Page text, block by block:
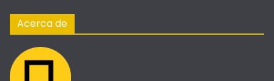
Acerca de